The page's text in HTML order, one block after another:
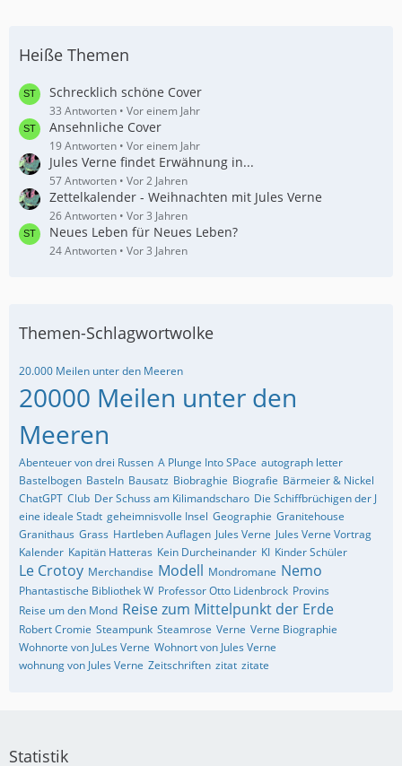
Heiße Themen
Schrecklich schöne Cover
33 Antworten Vor einem Jahr
Ansehnliche Cover
19 Antworten Vor einem Jahr
Jules Verne findet Erwähnung in...
57 Antworten Vor 2 Jahren
Zettelkalender - Weihnachten mit Jules Verne
26 Antworten Vor 3 Jahren
Neues Leben für Neues Leben?
24 Antworten Vor 3 Jahren
Themen-Schlagwortwolke
20.000 Meilen unter den Meeren
20000 Meilen unter den
Meeren
Abenteuer von drei Russen A Plunge Into SPace autograph letter
Bastelbogen Basteln Bausatz Biobraghie Biografie Bärmeier & Nickel
ChatGPT Club Der Schuss am Kilimandscharo Die Schiffbrüchigen der J
eine ideale Stadt geheimnisvolle Insel Geographie Granitehouse
Granithaus Grass Hartleben Auflagen Jules Verne Jules Verne Vortrag
Kalender Kapitän Hatteras Kein Durcheinander KI Kinder Schüler
Le Crotoy Merchandise Modell Mondromane Nemo
Phantastische Bibliothek W Professor Otto Lidenbrock Provins
Reise um den Mond Reise zum Mittelpunkt der Erde
Robert Cromie Steampunk Steamrose Verne Verne Biographie
Wohnorte von JuLes Verne Wohnort von Jules Verne
wohnung von Jules Verne Zeitschriften zitat zitate
Statistik